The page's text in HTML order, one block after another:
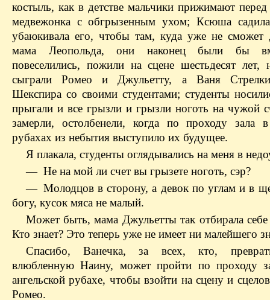
костыль, как в детстве мальчики прижимают
медвежонка с обгрызенным ухом; Ксюша
убаюкивала его, чтобы там, куда уже не сможет
мама Леопольда, они наконец были бы
повеселились, пожили на сцене шестьдесят
сыграли Ромео и Джульетту, а Ваня
Шекспира со своими студентами; студенты
прыгали и все грызли и грызли ноготь на чужой
замерли, остолбенели, когда по проходу зала в
рубахах из небытия выступило их будущее.
Я плакала, студенты оглядывались на меня в
— Не на мой ли счет вы грызете ноготь, сэр?
— Молодцов в сторону, а девок по углам и в
богу, кусок мяса не малый.
Может быть, мама Джульетты так отбирала
Кто знает? Это теперь уже не имеет ни малейшего
Спасибо, Ванечка, за всех, кто,
влюбленную Наину, может пройти по проходу
ангельской рубахе, чтобы взойти на сцену и
Ромео.